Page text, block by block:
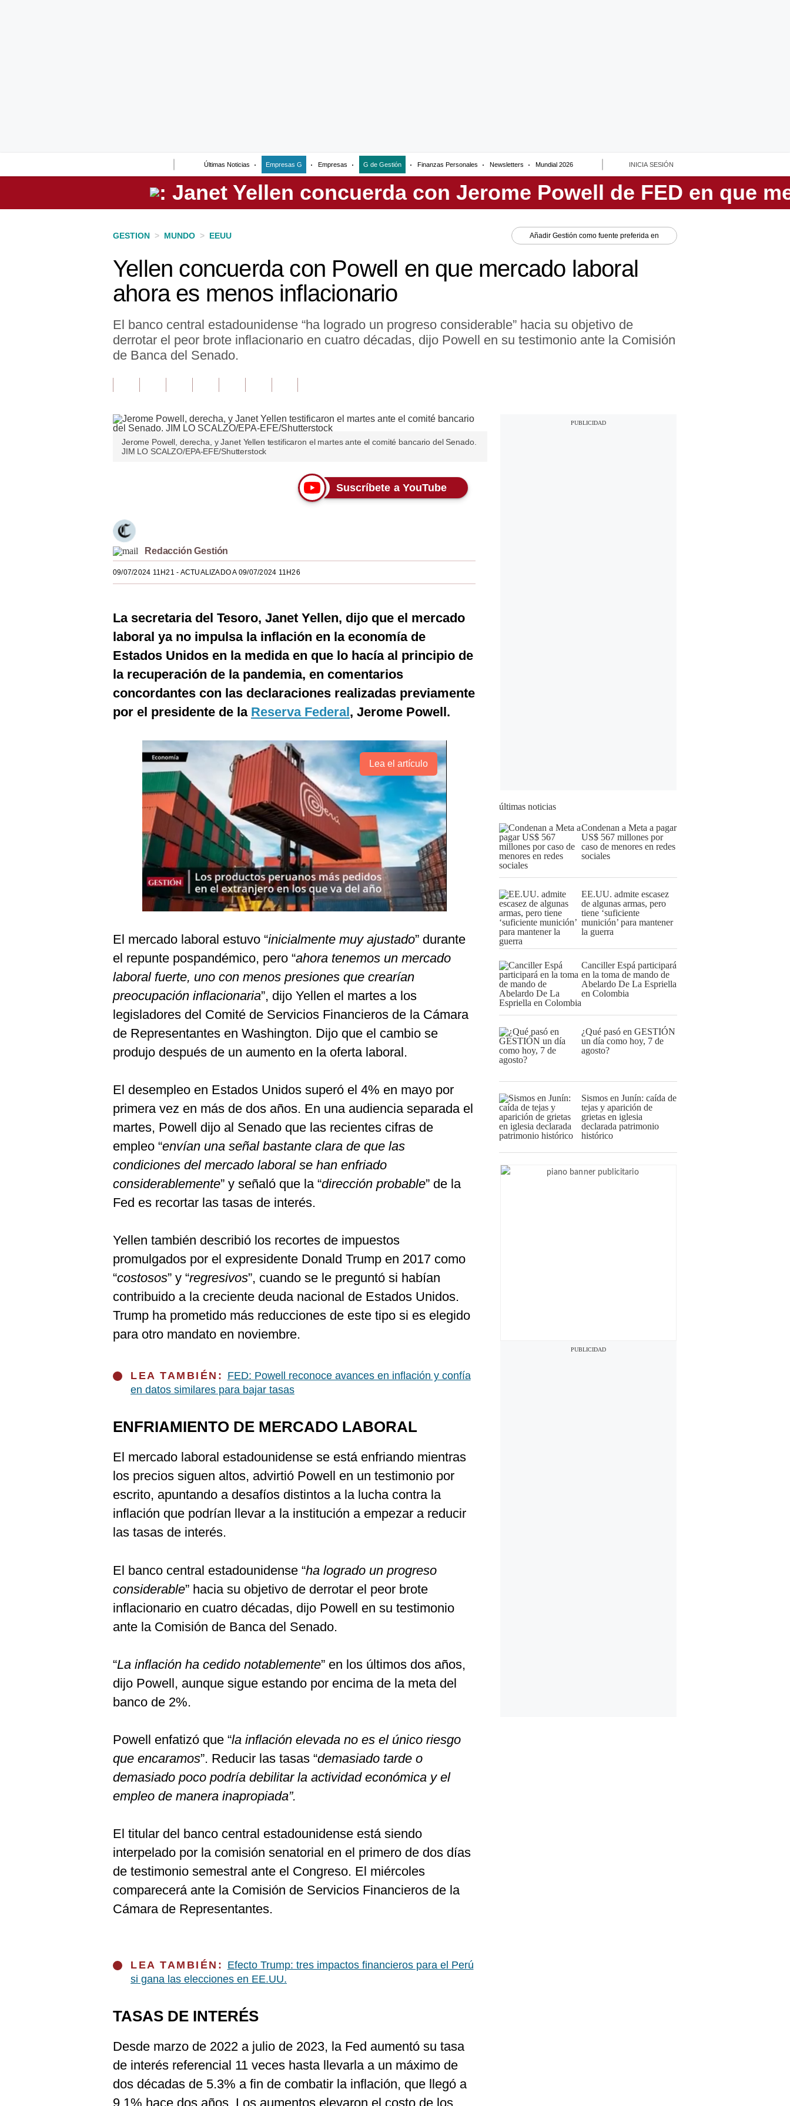
Últimas Noticias Empresas G Empresas G de Gestión Finanzas Personales Newsletters Mundial 2026 INICIA SESIÓN
Perú
GESTION > MUNDO > EEUU Añadir Gestión como fuente preferida en
Yellen concuerda con Powell en que mercado laboral
ahora es menos inflacionario
El banco central estadounidense “ha logrado un progreso considerable” hacia su objetivo de
derrotar el peor brote inflacionario en cuatro décadas, dijo Powell en su testimonio ante la Comisión
de Banca del Senado.
Jerome Powell, derecha, y Janet Yellen testificaron el martes ante el comité bancario del Senado.
JIM LO SCALZO/EPA-EFE/Shutterstock
Suscríbete a YouTube
Redacción Gestión
09/07/2024 11H21 - ACTUALIZADO A 09/07/2024 11H26
La secretaria del Tesoro, Janet Yellen, dijo que el mercado
laboral ya no impulsa la inflación en la economía de
Estados Unidos en la medida en que lo hacía al principio de
la recuperación de la pandemia, en comentarios
concordantes con las declaraciones realizadas previamente
por el presidente de la Reserva Federal, Jerome Powell.
Lea el artículo
El mercado laboral estuvo “inicialmente muy ajustado” durante
el repunte pospandémico, pero “ahora tenemos un mercado
laboral fuerte, uno con menos presiones que crearían
preocupación inflacionaria”, dijo Yellen el martes a los
legisladores del Comité de Servicios Financieros de la Cámara
de Representantes en Washington. Dijo que el cambio se
produjo después de un aumento en la oferta laboral.
El desempleo en Estados Unidos superó el 4% en mayo por
primera vez en más de dos años. En una audiencia separada el
martes, Powell dijo al Senado que las recientes cifras de
empleo “envían una señal bastante clara de que las
condiciones del mercado laboral se han enfriado
considerablemente” y señaló que la “dirección probable” de la
Fed es recortar las tasas de interés.
Yellen también describió los recortes de impuestos
promulgados por el expresidente Donald Trump en 2017 como
“costosos” y “regresivos”, cuando se le preguntó si habían
contribuido a la creciente deuda nacional de Estados Unidos.
Trump ha prometido más reducciones de este tipo si es elegido
para otro mandato en noviembre.
LEA TAMBIÉN: FED: Powell reconoce avances en inflación y confía
en datos similares para bajar tasas
ENFRIAMIENTO DE MERCADO LABORAL
El mercado laboral estadounidense se está enfriando mientras
los precios siguen altos, advirtió Powell en un testimonio por
escrito, apuntando a desafíos distintos a la lucha contra la
inflación que podrían llevar a la institución a empezar a reducir
las tasas de interés.
El banco central estadounidense “ha logrado un progreso
considerable” hacia su objetivo de derrotar el peor brote
inflacionario en cuatro décadas, dijo Powell en su testimonio
ante la Comisión de Banca del Senado.
“La inflación ha cedido notablemente” en los últimos dos años,
dijo Powell, aunque sigue estando por encima de la meta del
banco de 2%.
Powell enfatizó que “la inflación elevada no es el único riesgo
que encaramos”. Reducir las tasas “demasiado tarde o
demasiado poco podría debilitar la actividad económica y el
empleo de manera inapropiada”.
El titular del banco central estadounidense está siendo
interpelado por la comisión senatorial en el primero de dos días
de testimonio semestral ante el Congreso. El miércoles
comparecerá ante la Comisión de Servicios Financieros de la
Cámara de Representantes.
LEA TAMBIÉN: Efecto Trump: tres impactos financieros para el Perú
si gana las elecciones en EE.UU.
TASAS DE INTERÉS
Desde marzo de 2022 a julio de 2023, la Fed aumentó su tasa
de interés referencial 11 veces hasta llevarla a un máximo de
dos décadas de 5.3% a fin de combatir la inflación, que llegó a
9.1% hace dos años. Los aumentos elevaron el costo de los
últimas noticias
Condenan a Meta a pagar
US$ 567 millones por
caso de menores en redes
sociales
EE.UU. admite escasez
de algunas armas, pero
tiene ‘suficiente
munición’ para mantener
la guerra
Canciller Espá participará
en la toma de mando de
Abelardo De La Espriella
en Colombia
¿Qué pasó en GESTIÓN
un día como hoy, 7 de
agosto?
Sismos en Junín: caída de
tejas y aparición de
grietas en iglesia
declarada patrimonio
histórico